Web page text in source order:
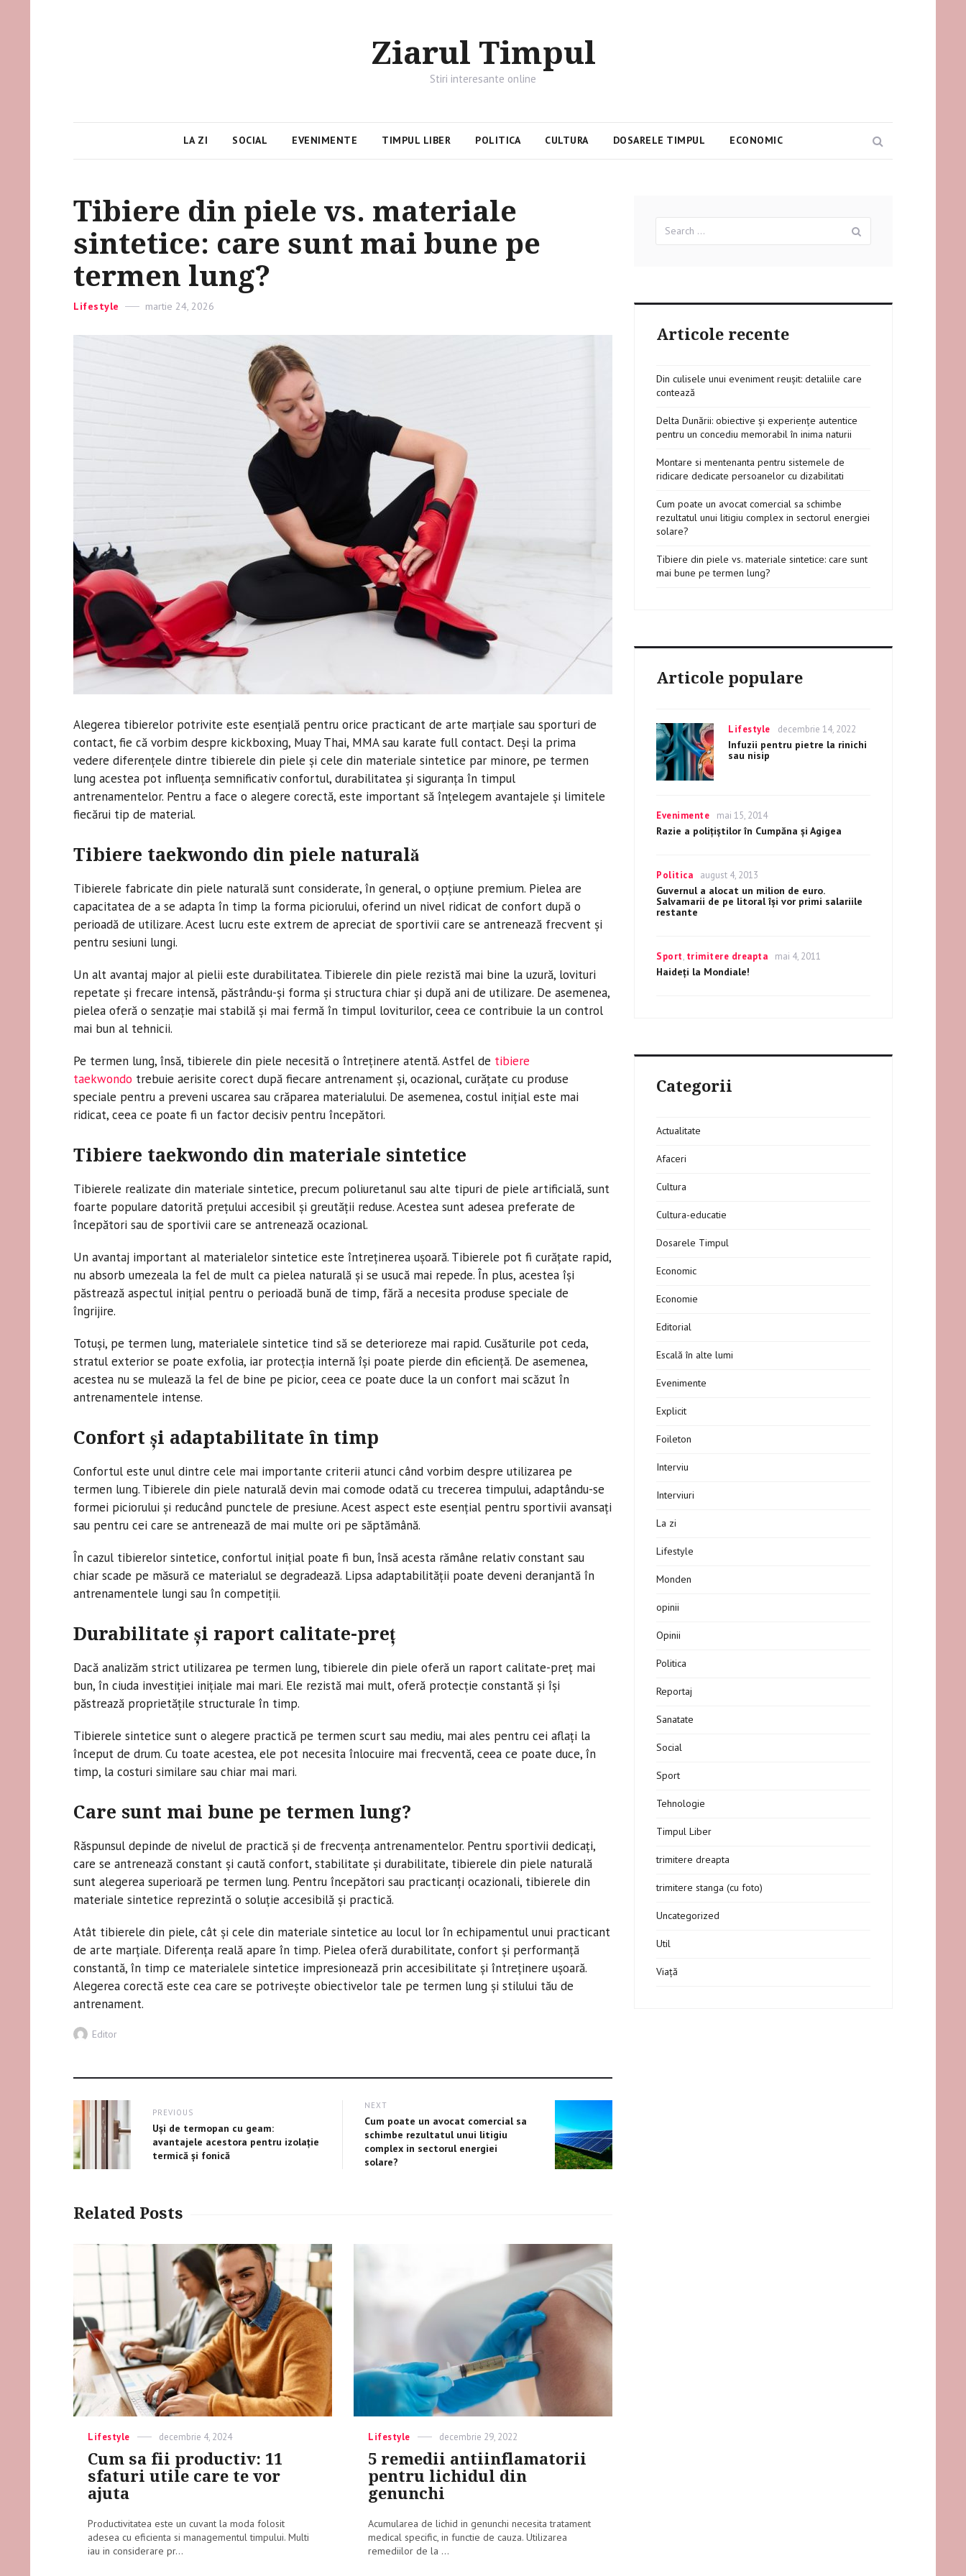
Ziarul Timpul
Stiri interesante online
LA ZI SOCIAL EVENIMENTE TIMPUL LIBER POLITICA CULTURA DOSARELE TIMPUL ECONOMIC
Tibiere din piele vs. materiale
sintetice: care sunt mai bune pe
termen lung?
Categories
Lifestyle
Posted
martie 24, 2026
Alegerea tibierelor potrivite este esențială pentru orice practicant de arte marțiale sau sporturi de
contact, fie că vorbim despre kickboxing, Muay Thai, MMA sau karate full contact. Deși la prima
vedere diferențele dintre tibierele din piele și cele din materiale sintetice par minore, pe termen
lung acestea pot influența semnificativ confortul, durabilitatea și siguranța în timpul
antrenamentelor. Pentru a face o alegere corectă, este important să înțelegem avantajele și limitele
fiecărui tip de material.
Tibiere taekwondo din piele naturală
Tibierele fabricate din piele naturală sunt considerate, în general, o opțiune premium. Pielea are
capacitatea de a se adapta în timp la forma piciorului, oferind un nivel ridicat de confort după o
perioadă de utilizare. Acest lucru este extrem de apreciat de sportivii care se antrenează frecvent și
pentru sesiuni lungi.
Un alt avantaj major al pielii este durabilitatea. Tibierele din piele rezistă mai bine la uzură, lovituri
repetate și frecare intensă, păstrându-și forma și structura chiar și după ani de utilizare. De asemenea,
pielea oferă o senzație mai stabilă și mai fermă în timpul loviturilor, ceea ce contribuie la un control
mai bun al tehnicii.
Pe termen lung, însă, tibierele din piele necesită o întreținere atentă. Astfel de tibiere
taekwondo trebuie aerisite corect după fiecare antrenament și, ocazional, curățate cu produse
speciale pentru a preveni uscarea sau crăparea materialului. De asemenea, costul inițial este mai
ridicat, ceea ce poate fi un factor decisiv pentru începători.
Tibiere taekwondo din materiale sintetice
Tibierele realizate din materiale sintetice, precum poliuretanul sau alte tipuri de piele artificială, sunt
foarte populare datorită prețului accesibil și greutății reduse. Acestea sunt adesea preferate de
începători sau de sportivii care se antrenează ocazional.
Un avantaj important al materialelor sintetice este întreținerea ușoară. Tibierele pot fi curățate rapid,
nu absorb umezeala la fel de mult ca pielea naturală și se usucă mai repede. În plus, acestea își
păstrează aspectul inițial pentru o perioadă bună de timp, fără a necesita produse speciale de
îngrijire.
Totuși, pe termen lung, materialele sintetice tind să se deterioreze mai rapid. Cusăturile pot ceda,
stratul exterior se poate exfolia, iar protecția internă își poate pierde din eficiență. De asemenea,
acestea nu se mulează la fel de bine pe picior, ceea ce poate duce la un confort mai scăzut în
antrenamentele intense.
Confort și adaptabilitate în timp
Confortul este unul dintre cele mai importante criterii atunci când vorbim despre utilizarea pe
termen lung. Tibierele din piele naturală devin mai comode odată cu trecerea timpului, adaptându-se
formei piciorului și reducând punctele de presiune. Acest aspect este esențial pentru sportivii avansați
sau pentru cei care se antrenează de mai multe ori pe săptămână.
În cazul tibierelor sintetice, confortul inițial poate fi bun, însă acesta rămâne relativ constant sau
chiar scade pe măsură ce materialul se degradează. Lipsa adaptabilității poate deveni deranjantă în
antrenamentele lungi sau în competiții.
Durabilitate și raport calitate-preț
Dacă analizăm strict utilizarea pe termen lung, tibierele din piele oferă un raport calitate-preț mai
bun, în ciuda investiției inițiale mai mari. Ele rezistă mai mult, oferă protecție constantă și își
păstrează proprietățile structurale în timp.
Tibierele sintetice sunt o alegere practică pe termen scurt sau mediu, mai ales pentru cei aflați la
început de drum. Cu toate acestea, ele pot necesita înlocuire mai frecventă, ceea ce poate duce, în
timp, la costuri similare sau chiar mai mari.
Care sunt mai bune pe termen lung?
Răspunsul depinde de nivelul de practică și de frecvența antrenamentelor. Pentru sportivii dedicați,
care se antrenează constant și caută confort, stabilitate și durabilitate, tibierele din piele naturală
sunt alegerea superioară pe termen lung. Pentru începători sau practicanți ocazionali, tibierele din
materiale sintetice reprezintă o soluție accesibilă și practică.
Atât tibierele din piele, cât și cele din materiale sintetice au locul lor în echipamentul unui practicant
de arte marțiale. Diferența reală apare în timp. Pielea oferă durabilitate, confort și performanță
constantă, în timp ce materialele sintetice impresionează prin accesibilitate și întreținere ușoară.
Alegerea corectă este cea care se potrivește obiectivelor tale pe termen lung și stilului tău de
antrenament.
Author
Editor
Post
navigation
PREVIOUS
Previous
post:
Uși de termopan cu geam:
avantajele acestora pentru izolație
termică și fonică
NEXT
Next
post:
Cum poate un avocat comercial sa
schimbe rezultatul unui litigiu
complex in sectorul energiei
solare?
Related Posts
Categories
Lifestyle
Posted
on
decembrie 4, 2024
Cum sa fii productiv: 11
sfaturi utile care te vor
ajuta
Productivitatea este un cuvant la moda folosit
adesea cu eficienta si managementul timpului. Multi
iau in considerare pr...
Categories
Lifestyle
Posted
on
decembrie 29, 2022
5 remedii antiinflamatorii
pentru lichidul din
genunchi
Acumularea de lichid in genunchi necesita tratament
medical specific, in functie de cauza. Utilizarea
remediilor de la ...
for:
Articole recente
Din culisele unui eveniment reușit: detaliile care
contează
Delta Dunării: obiective și experiențe autentice
pentru un concediu memorabil în inima naturii
Montare si mentenanta pentru sistemele de
ridicare dedicate persoanelor cu dizabilitati
Cum poate un avocat comercial sa schimbe
rezultatul unui litigiu complex in sectorul energiei
solare?
Tibiere din piele vs. materiale sintetice: care sunt
mai bune pe termen lung?
Articole populare
Categories
Lifestyle
Posted
on
decembrie 14, 2022
Infuzii pentru pietre la rinichi
sau nisip
Categories
Evenimente
Posted
on
mai 15, 2014
Razie a polițiștilor în Cumpăna și Agigea
Categories
Politica
Posted
on
august 4, 2013
Guvernul a alocat un milion de euro.
Salvamarii de pe litoral își vor primi salariile
restante
Categories
Sport, trimitere dreapta
Posted
mai 4, 2011
Haideți la Mondiale!
Categorii
Actualitate
Afaceri
Cultura
Cultura-educatie
Dosarele Timpul
Economic
Economie
Editorial
Escală în alte lumi
Evenimente
Explicit
Foileton
Interviu
Interviuri
La zi
Lifestyle
Monden
opinii
Opinii
Politica
Reportaj
Sanatate
Social
Sport
Tehnologie
Timpul Liber
trimitere dreapta
trimitere stanga (cu foto)
Uncategorized
Util
Viață